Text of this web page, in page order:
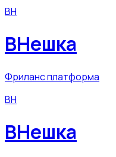
ВН
ВНешка
Фриланс платформа
ВН
ВНешка